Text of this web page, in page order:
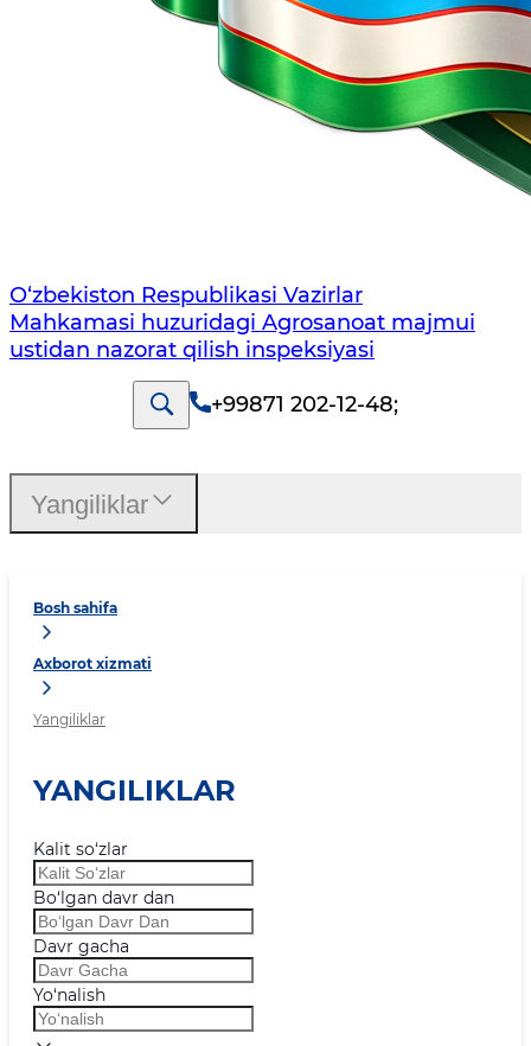
O‘zbekiston Respublikasi Vazirlar
Mahkamasi huzuridagi Agrosanoat majmui
ustidan nazorat qilish inspeksiyasi
+99871 202-12-48;
Bosh sahifa
Axborot xizmati
Yangiliklar
YANGILIKLAR
Kalit so‘zlar
Bo‘lgan davr dan
Davr gacha
Yo‘nalish
Yangiliklar